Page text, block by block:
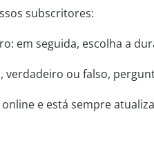
subscritores:
em seguida, escolha a
ou falso,
e está sempre